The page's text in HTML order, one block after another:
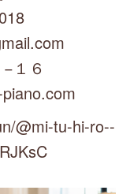
１６
@mi-tu-hi-ro--